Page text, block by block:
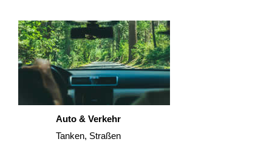
Auto & Verkehr
Tanken, Straßen